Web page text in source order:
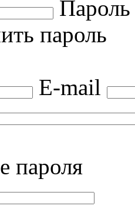
Пароль
пароль
E-mail
пароля